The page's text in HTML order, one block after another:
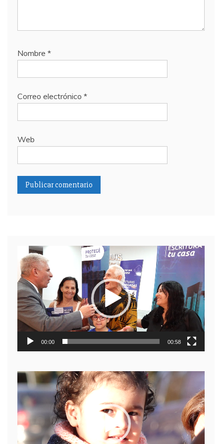
Nombre *
Correo electrónico *
Web
Reproductor
de
video
00:00 00:58
Reproductor
de
video